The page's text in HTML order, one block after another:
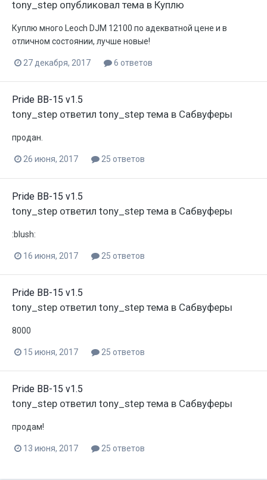
tony_step опубликовал тема в Куплю
Куплю много Leoch DJM 12100 по адекватной цене и в
отличном состоянии, лучше новые!
27 декабря, 2017 6 ответов
Pride BB-15 v1.5
tony_step ответил tony_step тема в Сабвуферы
продан.
26 июня, 2017 25 ответов
Pride BB-15 v1.5
tony_step ответил tony_step тема в Сабвуферы
:blush:
16 июня, 2017 25 ответов
Pride BB-15 v1.5
tony_step ответил tony_step тема в Сабвуферы
8000
15 июня, 2017 25 ответов
Pride BB-15 v1.5
tony_step ответил tony_step тема в Сабвуферы
продам!
13 июня, 2017 25 ответов